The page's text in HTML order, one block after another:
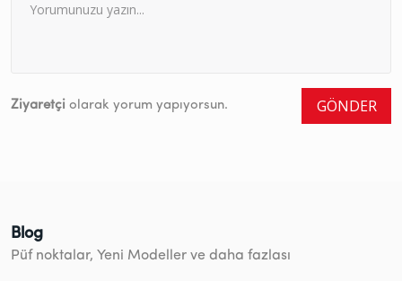
Ziyaretçi olarak yorum yapıyorsun. GÖNDER
Blog
Püf noktalar, Yeni Modeller ve daha fazlası